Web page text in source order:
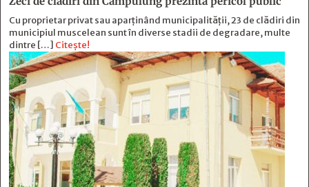
Cu proprietar privat sau aparținând municipalității, 23 de clădiri din
municipiul muscelean sunt în diverse stadii de degradare, multe
dintre […] Citește!